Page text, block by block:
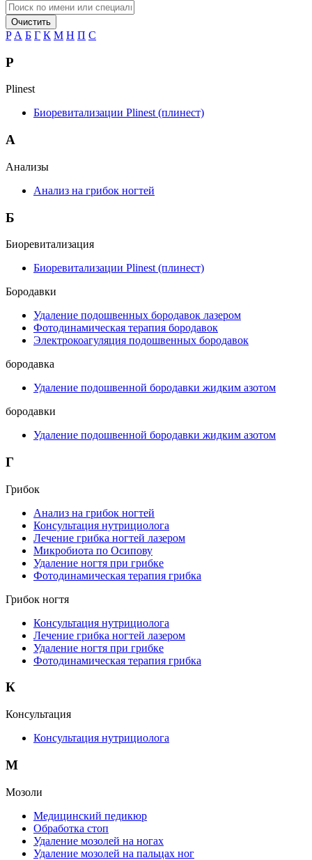
Очистить
P А Б Г К М Н П С
P
Plinest
Биоревитализации Plinest (плинест)
А
Анализы
Анализ на грибок ногтей
Б
Биоревитализация
Биоревитализации Plinest (плинест)
Бородавки
Удаление подошвенных бородавок лазером
Фотодинамическая терапия бородавок
Электрокоагуляция подошвенных бородавок
бородавка
Удаление подошвенной бородавки жидким азотом
бородавки
Удаление подошвенной бородавки жидким азотом
Г
Грибок
Анализ на грибок ногтей
Консультация нутрициолога
Лечение грибка ногтей лазером
Микробиота по Осипову
Удаление ногтя при грибке
Фотодинамическая терапия грибка
Грибок ногтя
Консультация нутрициолога
Лечение грибка ногтей лазером
Удаление ногтя при грибке
Фотодинамическая терапия грибка
К
Консультация
Консультация нутрициолога
М
Мозоли
Медицинский педикюр
Обработка стоп
Удаление мозолей на ногах
Удаление мозолей на пальцах ног